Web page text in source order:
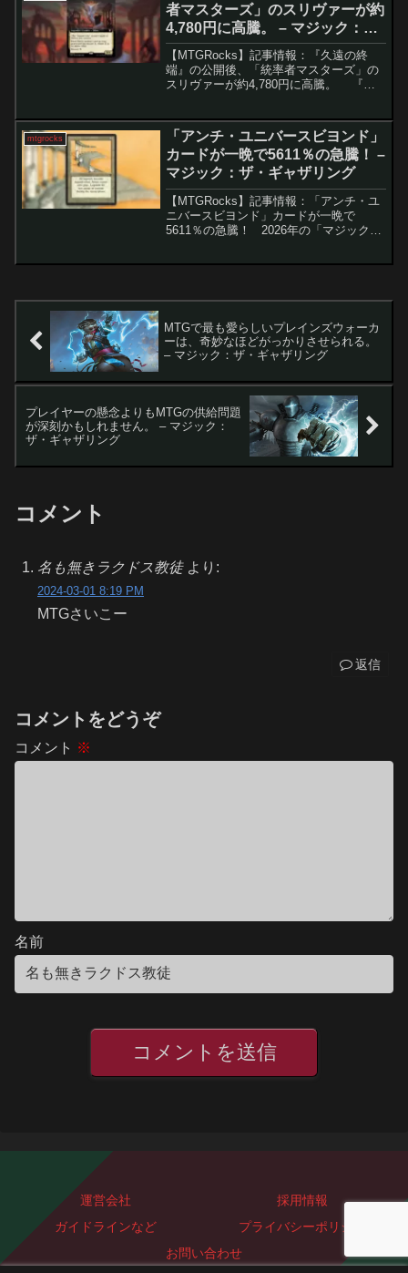
者マスターズ」のスリヴァーが約
4,780円に高騰。 – マジック：
ザ・ギャザリング
【MTGRocks】記事情報：『​久遠の終
端』の公開後、「統率者マスターズ」の
スリヴァーが約4,780円に高騰。 『久
特に新カード「かき鳴らす巣槽」の公開
を契機に...
mtgrocks
「アンチ・ユニバースビヨンド」
カードが一晩で5611％の急騰！ –
マジック：ザ・ギャザリング
【MTGRocks】記事情報：「アンチ・ユ
ニバースビヨンド」カードが一晩で
5611％の急騰！ 2026年の「マジック：
MTGで最も愛らしいプレインズウォーカ
ーは、奇妙なほどがっかりさせられる。
– マジック：ザ・ギャザリング
プレイヤーの懸念よりもMTGの供給問題
が深刻かもしれません。 – マジック：
ザ・ギャザリング
コメント
名も無きラクドス教徒 より:
2024-03-01 8:19 PM
MTGさいこー
返信
コメントをどうぞ
コメント ※
名前
運営会社
採用情報
ガイドラインなど
プライバシーポリシー
お問い合わせ